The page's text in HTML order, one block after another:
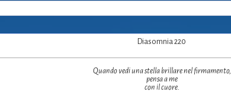
Diasomnia 220
Quando vedi una stella brillare nel firmamento,
pensa a me
con il cuore.